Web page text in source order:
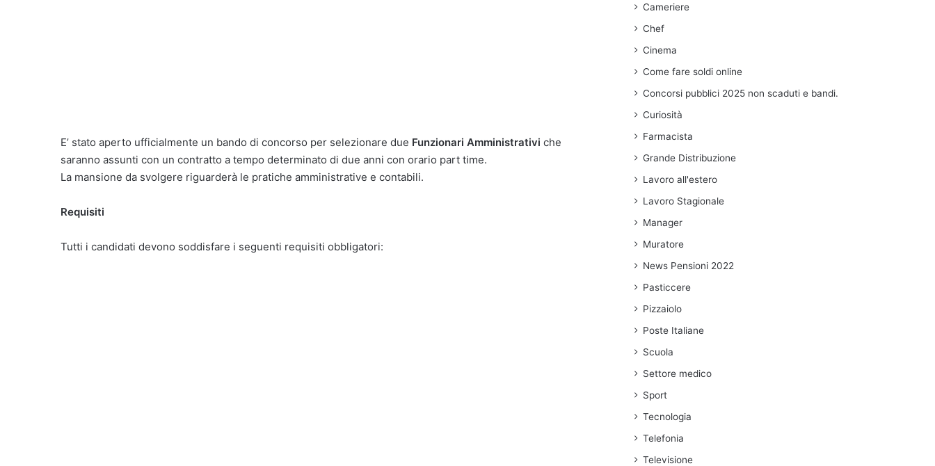
E’ stato aperto ufficialmente un bando di concorso per selezionare due Funzionari Amministrativi che
saranno assunti con un contratto a tempo determinato di due anni con orario part time.
La mansione da svolgere riguarderà le pratiche amministrative e contabili.
Requisiti
Tutti i candidati devono soddisfare i seguenti requisiti obbligatori:
Cameriere
Chef
Cinema
Come fare soldi online
Concorsi pubblici 2025 non scaduti e bandi.
Curiosità
Farmacista
Grande Distribuzione
Lavoro all'estero
Lavoro Stagionale
Manager
Muratore
News Pensioni 2022
Pasticcere
Pizzaiolo
Poste Italiane
Scuola
Settore medico
Sport
Tecnologia
Telefonia
Televisione